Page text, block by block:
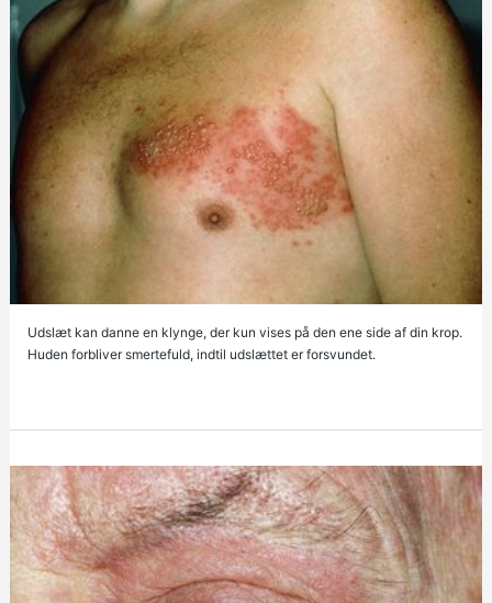
Udslæt kan danne en klynge, der kun vises på den ene side af din krop.
Huden forbliver smertefuld, indtil udslættet er forsvundet.